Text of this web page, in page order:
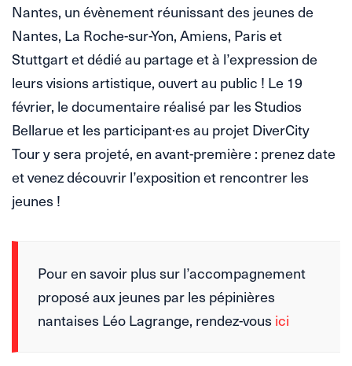
Nantes, un évènement réunissant des jeunes de
Nantes, La Roche-sur-Yon, Amiens, Paris et
Stuttgart et dédié au partage et à l’expression de
leurs visions artistique, ouvert au public ! Le 19
février, le documentaire réalisé par les Studios
Bellarue et les participant·es au projet DiverCity
Tour y sera projeté, en avant-première : prenez date
et venez découvrir l’exposition et rencontrer les
jeunes !
Pour en savoir plus sur l’accompagnement
proposé aux jeunes par les pépinières
nantaises Léo Lagrange, rendez-vous ici